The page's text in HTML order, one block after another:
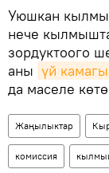
Уюшкан
нече
зордуктоого
аны үй
да маселе
Жаңылыктар
комиссия